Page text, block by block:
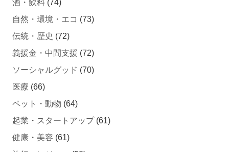
自然・環境・エコ
伝統・歴史 (72)
義援金・中間支援
ソーシャルグッド (70)
医療 (66)
ペット・動物
起業・スタートアップ
健康・美容 (61)
旅行・レジャー